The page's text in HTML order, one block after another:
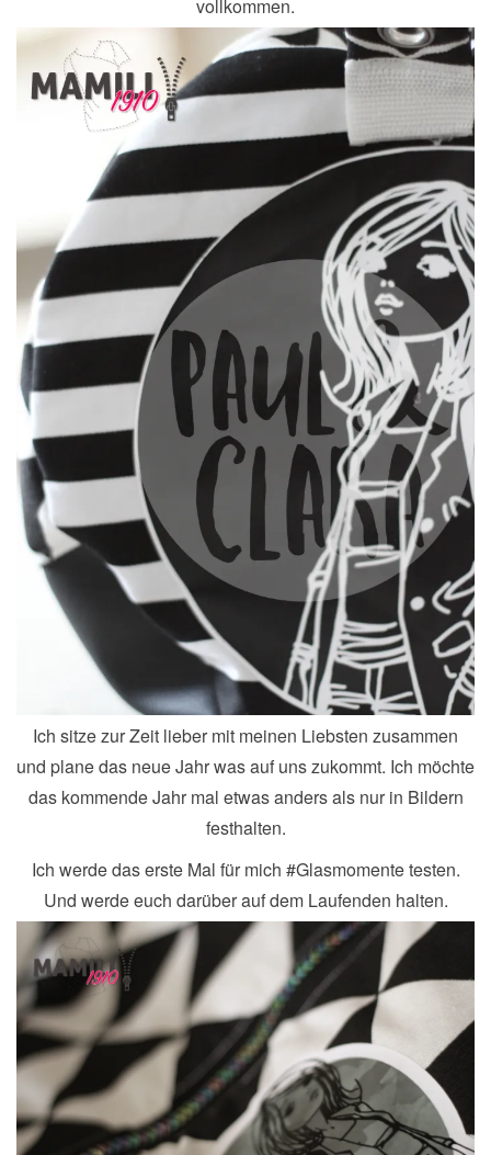
vollkommen.
Ich sitze zur Zeit lieber mit meinen Liebsten zusammen
und plane das neue Jahr was auf uns zukommt. Ich möchte
das kommende Jahr mal etwas anders als nur in Bildern
festhalten.
Ich werde das erste Mal für mich #Glasmomente testen.
Und werde euch darüber auf dem Laufenden halten.